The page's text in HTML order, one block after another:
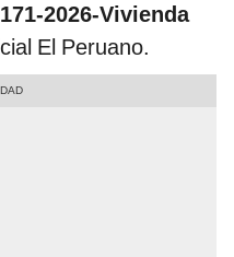
2026-Vivienda
El Peruano.